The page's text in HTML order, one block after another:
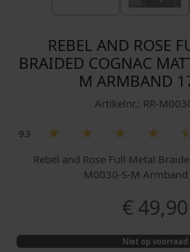
REBEL AND ROSE
BRAIDED COGNAC
M ARMBAND
Artikelnr.: RR-
9.3
Rebel and Rose Full Metal
M0030-S-M
€49,90
Niet op voorraad